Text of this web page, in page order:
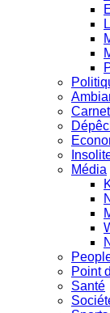
Carnet
Média
Point
Santé